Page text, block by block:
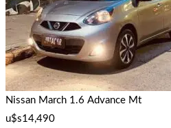
Nissan March 1.6 Advance Mt
u$s14,490